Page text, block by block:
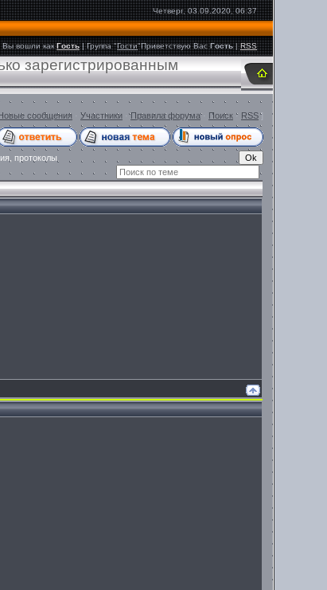
Четверг, 03.09.2020, 06:37
Вы вошли как Гость|Группа"Гости"Приветствую Вас Гость |RSS
зарегистрированным
сообщения Участники ·Правила форума· Поиск · RSS]
протоколы